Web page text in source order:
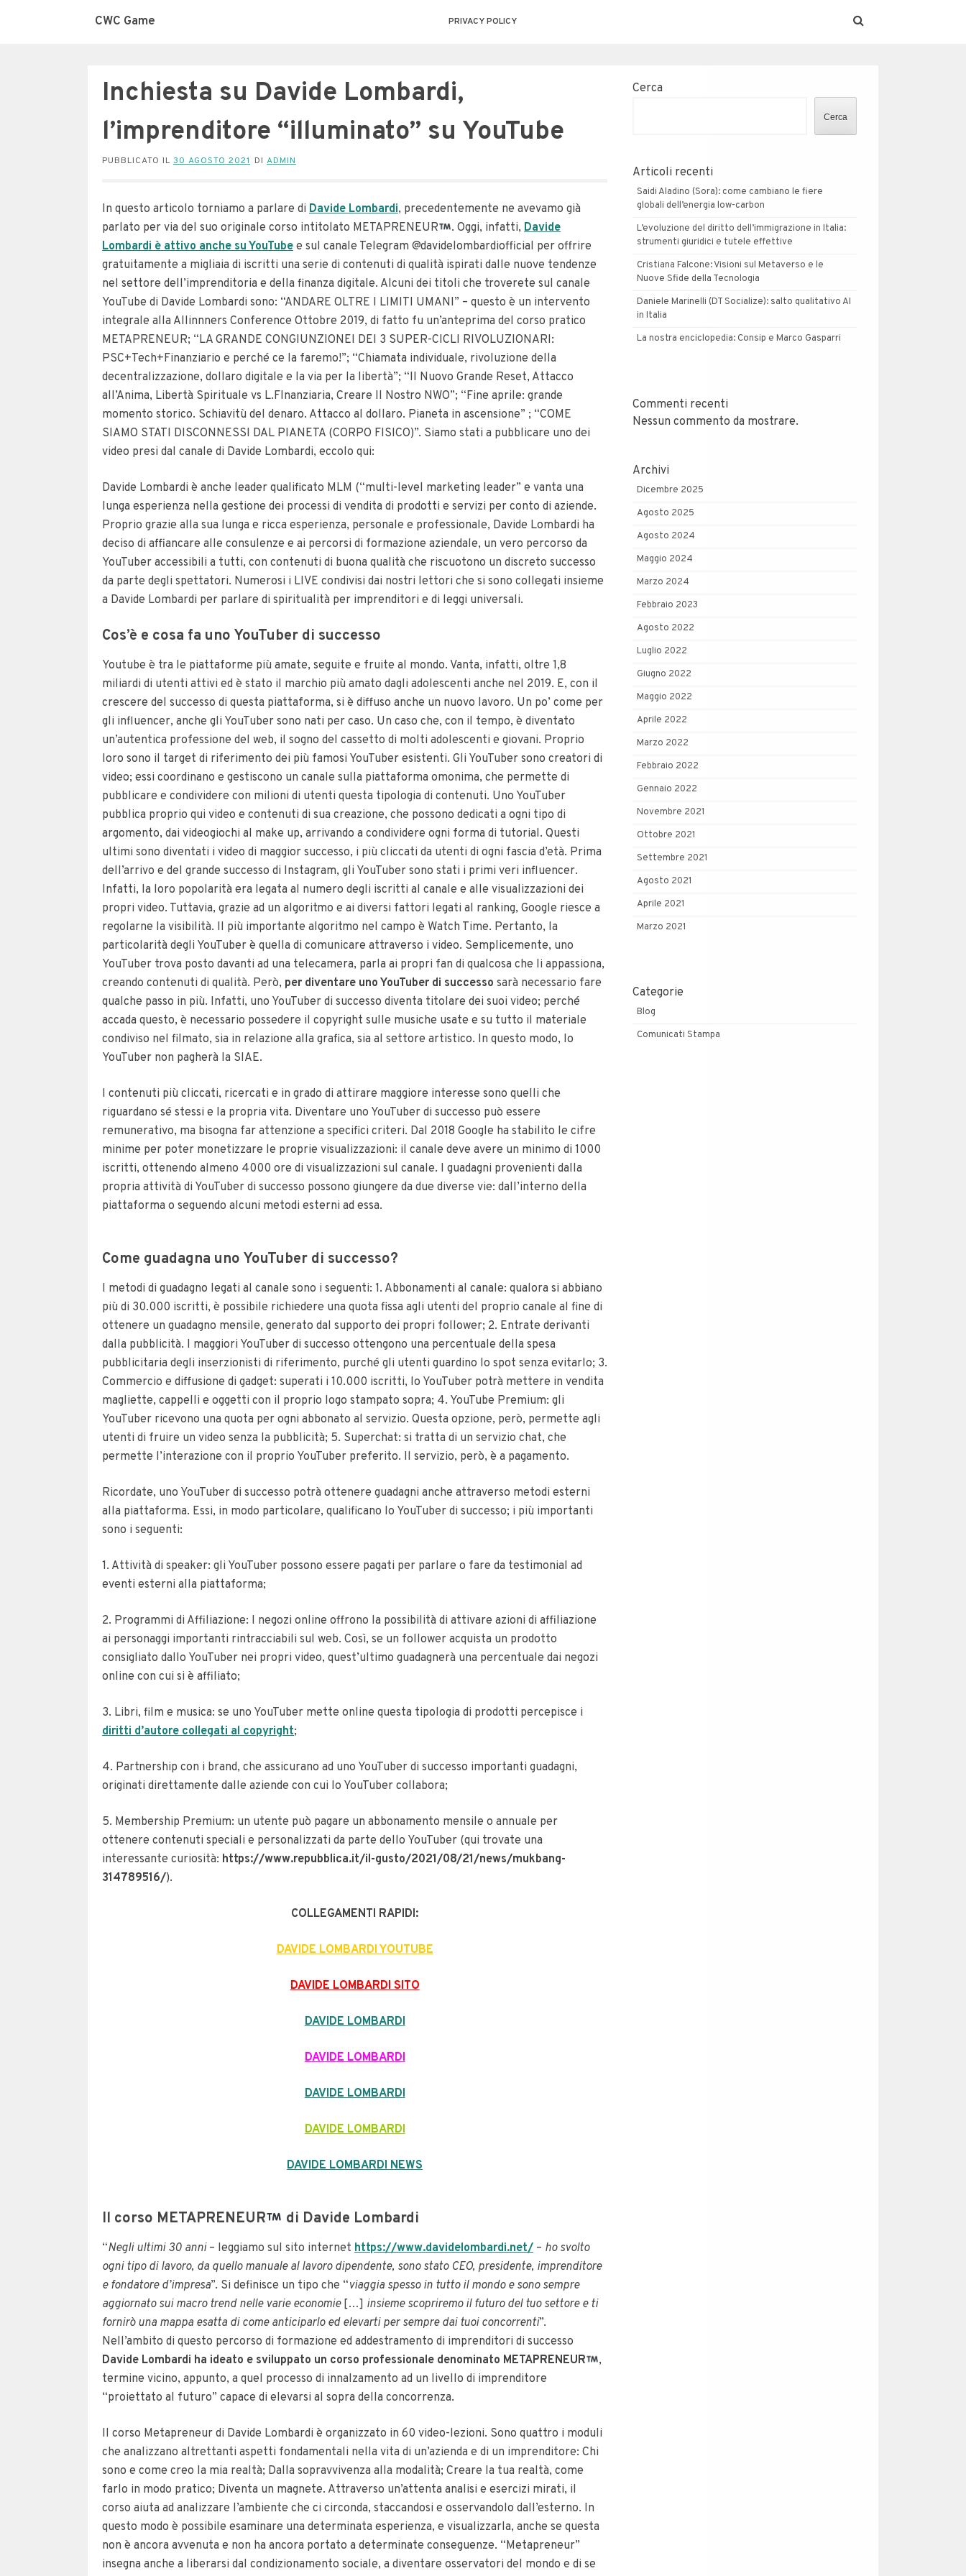
CWC Game PRIVACY POLICY
Inchiesta su Davide Lombardi,
l’imprenditore “illuminato” su YouTube
PUBBLICATO IL 30 AGOSTO 2021 DI ADMIN
In questo articolo torniamo a parlare di Davide Lombardi, precedentemente ne avevamo già
parlato per via del suo originale corso intitolato METAPRENEUR
. Oggi, infatti,Davide
Lombardi è attivo anche su YouTube e sul canale Telegram @davidelombardiofficial per offrire
gratuitamente a migliaia di iscritti una serie di contenuti di qualità ispirati dalle nuove tendenze
nel settore dell’imprenditoria e della finanza digitale. Alcuni dei titoli che troverete sul canale
YouTube di Davide Lombardi sono: “ANDARE OLTRE I LIMITI UMANI” – questo è un intervento
integrale alla Allinnners Conference Ottobre 2019, di fatto fu un’anteprima del corso pratico
METAPRENEUR; “LA GRANDE CONGIUNZIONEI DEI 3 SUPER-CICLI RIVOLUZIONARI:
PSC+Tech+Finanziario e perché ce la faremo!”; “Chiamata individuale, rivoluzione della
decentralizzazione, dollaro digitale e la via per la libertà”; “Il Nuovo Grande Reset, Attacco
all’Anima, Libertà Spirituale vs L.FInanziaria, Creare Il Nostro NWO”; “Fine aprile: grande
momento storico. Schiavitù del denaro. Attacco al dollaro. Pianeta in ascensione” ; “COME
SIAMO STATI DISCONNESSI DAL PIANETA (CORPO FISICO)”. Siamo stati a pubblicare uno dei
video presi dal canale di Davide Lombardi, eccolo qui:
Davide Lombardi è anche leader qualificato MLM (“multi-level marketing leader” e vanta una
lunga esperienza nella gestione dei processi di vendita di prodotti e servizi per conto di aziende.
Proprio grazie alla sua lunga e ricca esperienza, personale e professionale, Davide Lombardi ha
deciso di affiancare alle consulenze e ai percorsi di formazione aziendale, un vero percorso da
YouTuber accessibili a tutti, con contenuti di buona qualità che riscuotono un discreto successo
da parte degli spettatori. Numerosi i LIVE condivisi dai nostri lettori che si sono collegati insieme
a Davide Lombardi per parlare di spiritualità per imprenditori e di leggi universali.
Cos’è e cosa fa uno YouTuber di successo
Youtube è tra le piattaforme più amate, seguite e fruite al mondo. Vanta, infatti, oltre 1,8
miliardi di utenti attivi ed è stato il marchio più amato dagli adolescenti anche nel 2019. E, con il
crescere del successo di questa piattaforma, si è diffuso anche un nuovo lavoro. Un po’ come per
gli influencer, anche gli YouTuber sono nati per caso. Un caso che, con il tempo, è diventato
un’autentica professione del web, il sogno del cassetto di molti adolescenti e giovani. Proprio
loro sono il target di riferimento dei più famosi YouTuber esistenti. Gli YouTuber sono creatori di
video; essi coordinano e gestiscono un canale sulla piattaforma omonima, che permette di
pubblicare e condividere con milioni di utenti questa tipologia di contenuti. Uno YouTuber
pubblica proprio qui video e contenuti di sua creazione, che possono dedicati a ogni tipo di
argomento, dai videogiochi al make up, arrivando a condividere ogni forma di tutorial. Questi
ultimi sono diventati i video di maggior successo, i più cliccati da utenti di ogni fascia d’età. Prima
dell’arrivo e del grande successo di Instagram, gli YouTuber sono stati i primi veri influencer.
Infatti, la loro popolarità era legata al numero degli iscritti al canale e alle visualizzazioni dei
propri video. Tuttavia, grazie ad un algoritmo e ai diversi fattori legati al ranking, Google riesce a
regolarne la visibilità. Il più importante algoritmo nel campo è Watch Time. Pertanto, la
particolarità degli YouTuber è quella di comunicare attraverso i video. Semplicemente, uno
YouTuber trova posto davanti ad una telecamera, parla ai propri fan di qualcosa che li appassiona,
creando contenuti di qualità. Però, per diventare uno YouTuber di successo sarà necessario fare
qualche passo in più. Infatti, uno YouTuber di successo diventa titolare dei suoi video; perché
accada questo, è necessario possedere il copyright sulle musiche usate e su tutto il materiale
condiviso nel filmato, sia in relazione alla grafica, sia al settore artistico. In questo modo, lo
YouTuber non pagherà la SIAE.
I contenuti più cliccati, ricercati e in grado di attirare maggiore interesse sono quelli che
riguardano sé stessi e la propria vita. Diventare uno YouTuber di successo può essere
remunerativo, ma bisogna far attenzione a specifici criteri. Dal 2018 Google ha stabilito le cifre
minime per poter monetizzare le proprie visualizzazioni: il canale deve avere un minimo di 1000
iscritti, ottenendo almeno 4000 ore di visualizzazioni sul canale. I guadagni provenienti dalla
propria attività di YouTuber di successo possono giungere da due diverse vie: dall’interno della
piattaforma o seguendo alcuni metodi esterni ad essa.
Come guadagna uno YouTuber di successo?
I metodi di guadagno legati al canale sono i seguenti: 1. Abbonamenti al canale: qualora si abbiano
più di 30.000 iscritti, è possibile richiedere una quota fissa agli utenti del proprio canale al fine di
ottenere un guadagno mensile, generato dal supporto dei propri follower; 2. Entrate derivanti
dalla pubblicità. I maggiori YouTuber di successo ottengono una percentuale della spesa
pubblicitaria degli inserzionisti di riferimento, purché gli utenti guardino lo spot senza evitarlo; 3.
Commercio e diffusione di gadget: superati i 10.000 iscritti, lo YouTuber potrà mettere in vendita
magliette, cappelli e oggetti con il proprio logo stampato sopra; 4. YouTube Premium: gli
YouTuber ricevono una quota per ogni abbonato al servizio. Questa opzione, però, permette agli
utenti di fruire un video senza la pubblicità; 5. Superchat: si tratta di un servizio chat, che
permette l’interazione con il proprio YouTuber preferito. Il servizio, però, è a pagamento.
Ricordate, uno YouTuber di successo potrà ottenere guadagni anche attraverso metodi esterni
alla piattaforma. Essi, in modo particolare, qualificano lo YouTuber di successo; i più importanti
sono i seguenti:
1. Attività di speaker: gli YouTuber possono essere pagati per parlare o fare da testimonial ad
eventi esterni alla piattaforma;
2. Programmi di Affiliazione: I negozi online offrono la possibilità di attivare azioni di affiliazione
ai personaggi importanti rintracciabili sul web. Così, se un follower acquista un prodotto
consigliato dallo YouTuber nei propri video, quest’ultimo guadagnerà una percentuale dai negozi
online con cui si è affiliato;
3. Libri, film e musica: se uno YouTuber mette online questa tipologia di prodotti percepisce i
diritti d’autore collegati al copyright;
4. Partnership con i brand, che assicurano ad uno YouTuber di successo importanti guadagni,
originati direttamente dalle aziende con cui lo YouTuber collabora;
5. Membership Premium: un utente può pagare un abbonamento mensile o annuale per
ottenere contenuti speciali e personalizzati da parte dello YouTuber (qui trovate una
interessante curiosità: https://www.repubblica.it/il-gusto/2021/08/21/news/mukbang-
314789516/).
COLLEGAMENTI RAPIDI:
DAVIDE LOMBARDI YOUTUBE
DAVIDE LOMBARDI SITO
DAVIDE LOMBARDI
DAVIDE LOMBARDI
DAVIDE LOMBARDI
DAVIDE LOMBARDI
DAVIDE LOMBARDI NEWS
Il corso METAPRENEUR di Davide Lombardi
“Negli ultimi 30 anni – leggiamo sul sito internet https://www.davidelombardi.net/ – ho svolto
ogni tipo di lavoro, da quello manuale al lavoro dipendente, sono stato CEO, presidente, imprenditore
e fondatore d’impresa”. Si definisce un tipo che “viaggia spesso in tutto il mondo e sono sempre
aggiornato sui macro trend nelle varie economie[…] insieme scopriremo il futuro del tuo settore e ti
fornirò una mappa esatta di come anticiparlo ed elevarti per sempre dai tuoi concorrenti”.
Nell’ambito di questo percorso di formazione ed addestramento di imprenditori di successo
Davide Lombardi ha ideato e sviluppato un corso professionale denominato METAPRENEUR
,
termine vicino, appunto, a quel processo di innalzamento ad un livello di imprenditore
“proiettato al futuro” capace di elevarsi al sopra della concorrenza.
Il corso Metapreneur di Davide Lombardi è organizzato in 60 video-lezioni. Sono quattro i moduli
che analizzano altrettanti aspetti fondamentali nella vita di un’azienda e di un imprenditore: Chi
sono e come creo la mia realtà; Dalla sopravvivenza alla modalità; Creare la tua realtà, come
farlo in modo pratico; Diventa un magnete. Attraverso un’attenta analisi e esercizi mirati, il
corso aiuta ad analizzare l’ambiente che ci circonda, staccandosi e osservandolo dall’esterno. In
questo modo è possibile esaminare una determinata esperienza, e visualizzarla, anche se questa
non è ancora avvenuta e non ha ancora portato a determinate conseguenze. “Metapreneur”
insegna anche a liberarsi dal condizionamento sociale, a diventare osservatori del mondo e di se
Cerca
Cerca
Articoli recenti
Saidi Aladino (Sora): come cambiano le fiere
globali dell’energia low-carbon
L’evoluzione del diritto dell’immigrazione in Italia:
strumenti giuridici e tutele effettive
Cristiana Falcone: Visioni sul Metaverso e le
Nuove Sfide della Tecnologia
Daniele Marinelli (DT Socialize): salto qualitativo AI
in Italia
La nostra enciclopedia: Consip e Marco Gasparri
Commenti recenti
Nessun commento da mostrare.
Archivi
Dicembre 2025
Agosto 2025
Agosto 2024
Maggio 2024
Marzo 2024
Febbraio 2023
Agosto 2022
Luglio 2022
Giugno 2022
Maggio 2022
Aprile 2022
Marzo 2022
Febbraio 2022
Gennaio 2022
Novembre 2021
Ottobre 2021
Settembre 2021
Agosto 2021
Aprile 2021
Marzo 2021
Categorie
Blog
Comunicati Stampa